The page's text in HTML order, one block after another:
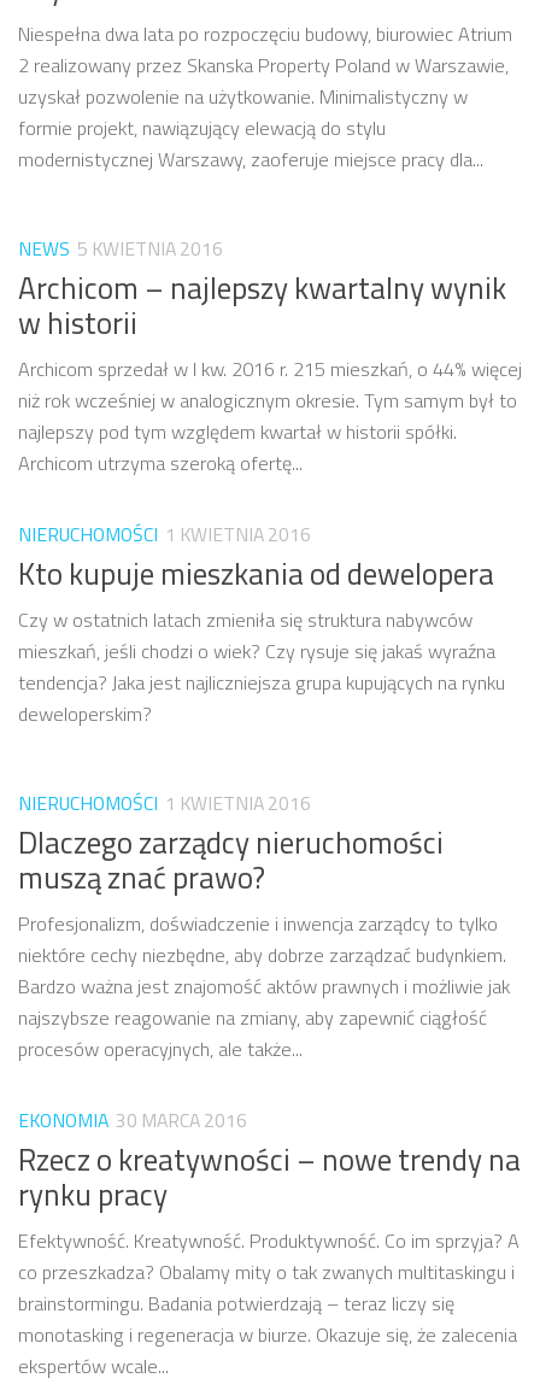
Niespełna dwa lata po rozpoczęciu budowy, biurowiec Atrium
2 realizowany przez Skanska Property Poland w Warszawie,
uzyskał pozwolenie na użytkowanie. Minimalistyczny w
formie projekt, nawiązujący elewacją do stylu
modernistycznej Warszawy, zaoferuje miejsce pracy dla...
NEWS 5 KWIETNIA 2016
Archicom – najlepszy kwartalny wynik
w historii
Archicom sprzedał w I kw. 2016 r. 215 mieszkań, o 44% więcej
niż rok wcześniej w analogicznym okresie. Tym samym był to
najlepszy pod tym względem kwartał w historii spółki.
Archicom utrzyma szeroką ofertę...
NIERUCHOMOŚCI 1 KWIETNIA 2016
Kto kupuje mieszkania od dewelopera
Czy w ostatnich latach zmieniła się struktura nabywców
mieszkań, jeśli chodzi o wiek? Czy rysuje się jakaś wyraźna
tendencja? Jaka jest najliczniejsza grupa kupujących na rynku
deweloperskim?
NIERUCHOMOŚCI 1 KWIETNIA 2016
Dlaczego zarządcy nieruchomości
muszą znać prawo?
Profesjonalizm, doświadczenie i inwencja zarządcy to tylko
niektóre cechy niezbędne, aby dobrze zarządzać budynkiem.
Bardzo ważna jest znajomość aktów prawnych i możliwie jak
najszybsze reagowanie na zmiany, aby zapewnić ciągłość
procesów operacyjnych, ale także...
EKONOMIA 30 MARCA 2016
Rzecz o kreatywności – nowe trendy na
rynku pracy
Efektywność. Kreatywność. Produktywność. Co im sprzyja? A
co przeszkadza? Obalamy mity o tak zwanych multitaskingu i
brainstormingu. Badania potwierdzają – teraz liczy się
monotasking i regeneracja w biurze. Okazuje się, że zalecenia
ekspertów wcale...